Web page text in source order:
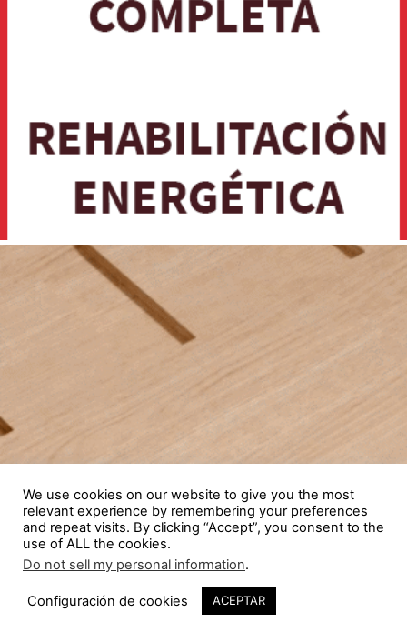
We use cookies on our website to give you the most
relevant experience by remembering your preferences
and repeat visits. By clicking “Accept”, you consent to the
use of ALL the cookies.
Do not sell my personal information.
Configuración de cookies ACEPTAR